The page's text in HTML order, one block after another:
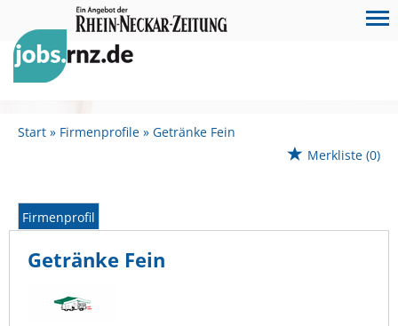
Start Firmenprofile
Getränke Fein
Merkliste (0)
Firmenprofil
Getränke Fein